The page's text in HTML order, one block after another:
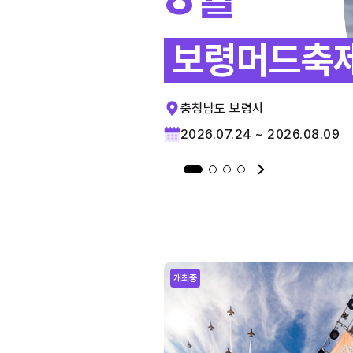
보령머드축
충청남도 보령시
2026.07.24 ~ 2026.08.09
개최중